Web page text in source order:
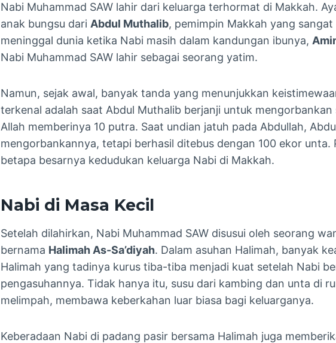
Nabi Muhammad SAW lahir dari keluarga terhormat di Makkah.
anak bungsu dari Abdul Muthalib, pemimpin Makkah yang
meninggal dunia ketika Nabi masih dalam kandungan ibunya,
Nabi Muhammad SAW lahir sebagai seorang yatim.
Namun, sejak awal, banyak tanda yang menunjukkan
terkenal adalah saat Abdul Muthalib berjanji untuk mengorbankan
Allah memberinya 10 putra. Saat undian jatuh pada Abdullah,
mengorbankannya, tetapi berhasil ditebus dengan 100 ekor unta.
betapa besarnya kedudukan keluarga Nabi di Makkah.
Nabi di Masa Kecil
Setelah dilahirkan, Nabi Muhammad SAW disusui oleh seorang
bernama Halimah As-Sa’diyah. Dalam asuhan Halimah, banyak
Halimah yang tadinya kurus tiba-tiba menjadi kuat setelah Nabi
pengasuhannya. Tidak hanya itu, susu dari kambing dan unta di
melimpah, membawa keberkahan luar biasa bagi keluarganya.
Keberadaan Nabi di padang pasir bersama Halimah juga